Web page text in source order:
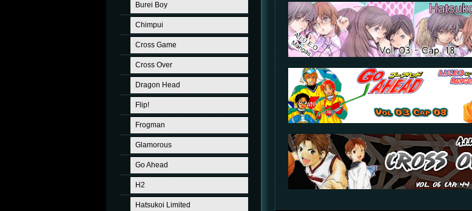
Burei Boy
Chimpui
Cross Game
Cross Over
Dragon Head
Flip!
Frogman
Glamorous
Go Ahead
H2
Hatsukoi Limited